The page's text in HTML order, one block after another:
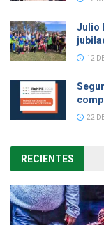
Julio
12
22
RECIENTES